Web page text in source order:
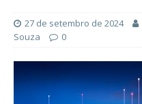
27 de setembro de 2024
Souza
0